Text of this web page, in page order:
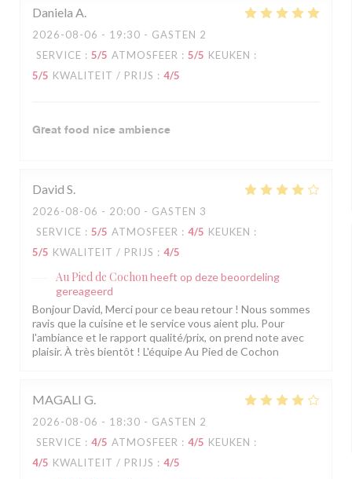
Daniela A
2026-08-06 - 19:30 - GASTEN 2
SERVICE : 5/5 ATMOSFEER : 5/5 KEUKEN :
5/5 KWALITEIT / PRIJS : 4/5
Great food nice ambience
David S
2026-08-06 - 20:00 - GASTEN 3
SERVICE : 5/5 ATMOSFEER : 4/5 KEUKEN :
5/5 KWALITEIT / PRIJS : 4/5
Au Pied de Cochonheeft op deze beoordeling
gereageerd
Bonjour David, Merci pour ce beau retour ! Nous sommes
ravis que la cuisine et le service vous aient plu. Pour
l'ambiance et le rapport qualité/prix, on prend note avec
plaisir. À très bientôt ! L'équipe Au Pied de Cochon
MAGALI G
2026-08-06 - 18:30 - GASTEN 2
SERVICE : 4/5 ATMOSFEER : 4/5 KEUKEN :
4/5 KWALITEIT / PRIJS : 4/5